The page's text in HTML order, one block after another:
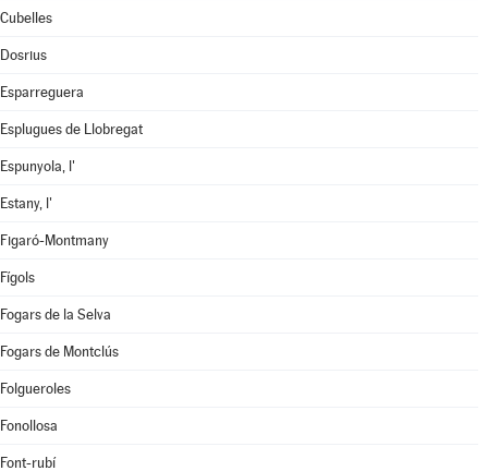
Cubelles
Dosrius
Esparreguera
Esplugues de Llobregat
Espunyola, l'
Estany, l'
Figaró-Montmany
Fígols
Fogars de la Selva
Fogars de Montclús
Folgueroles
Fonollosa
Font-rubí